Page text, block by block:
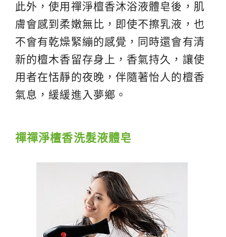
此外，使用禪淨檀香沐浴液體皂後，肌
膚會感到柔嫩無比，即使不擦乳液，也
不會有乾燥緊繃的感覺，同時還會有清
新的檀木香留存身上，香氣持久，讓使
用者在恬靜的夜晚，伴隨著怡人的檀香
氣息，緩緩進入夢鄉。
禪禪淨檀香洗髮液體皂